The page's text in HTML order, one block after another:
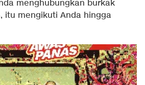
menghubungkan burkak
itu mengikuti Anda hingga